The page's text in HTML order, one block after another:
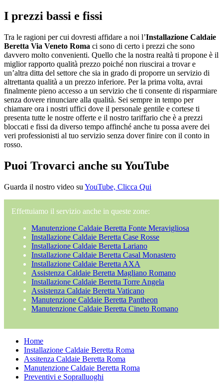
I prezzi bassi e fissi
Tra le ragioni per cui dovresti affidare a noi l’Installazione Caldaie
Beretta Via Veneto Roma ci sono di certo i prezzi che sono
davvero molto convenienti. Quello che la nostra realtà ti propone è il
miglior rapporto qualità prezzo poiché non riuscirai a trovar e
un’altra ditta del settore che sia in grado di proporre un servizio di
altrettanta qualità a un prezzo inferiore. Per la prima volta, avrai
finalmente pieno accesso a un servizio che ti consente di risparmiare
senza dovere rinunciare alla qualità. Sei sempre in tempo per
chiamare ora i nostri uffici dove il personale gentile e cortese ti
presenta tutte le nostre offerte e il nostro tariffario che è a prezzi
bloccati e fissi da diverso tempo affinché anche tu possa avere dei
veri professionisti al tuo servizio senza dover finire con il conto in
rosso.
Puoi Trovarci anche su YouTube
Guarda il nostro video su YouTube, Clicca Qui
Effettuiamo il servizio anche in queste zone:
Manutenzione Caldaie Beretta Fonte Meravigliosa
Installazione Caldaie Beretta Case Rosse
Installazione Caldaie Beretta Lariano
Installazione Caldaie Beretta Casal Monastero
Installazione Caldaie Beretta AXA
Assistenza Caldaie Beretta Magliano Romano
Installazione Caldaie Beretta Torre Angela
Assistenza Caldaie Beretta Vaticano
Manutenzione Caldaie Beretta Pantheon
Manutenzione Caldaie Beretta Cineto Romano
Home
Installazione Caldaie Beretta Roma
Assitenza Caldaie Beretta Roma
Manutenzione Caldaie Beretta Roma
Preventivi e Sopralluoghi